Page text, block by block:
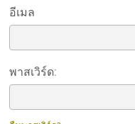
อีเมล
พาสเวิร์ด: